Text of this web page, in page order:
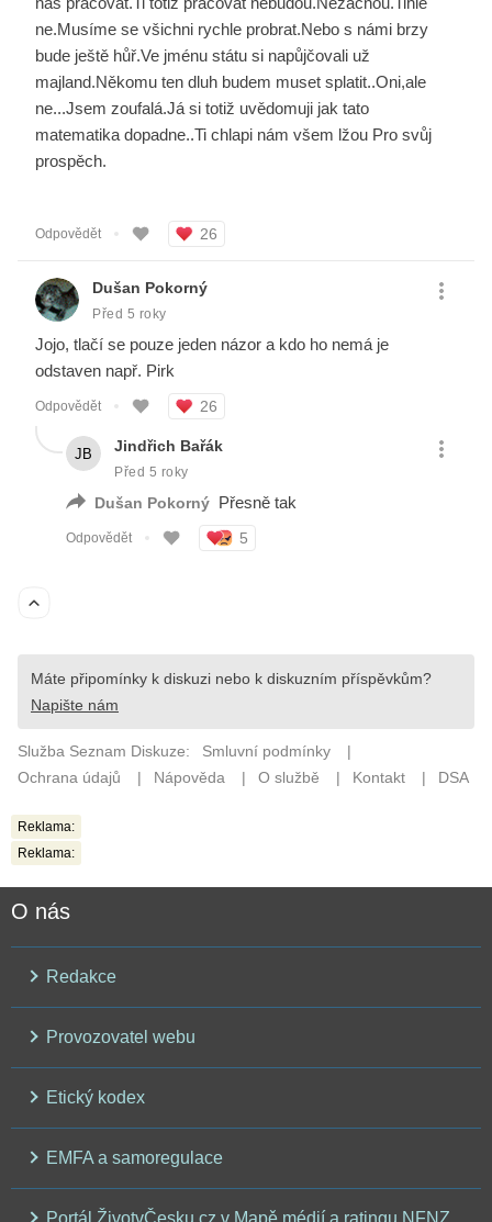
Reklama:
Reklama:
O nás
Redakce
Provozovatel webu
Etický kodex
EMFA a samoregulace
Portál ŽivotvČesku.cz v Mapě médií a ratingu NFNZ